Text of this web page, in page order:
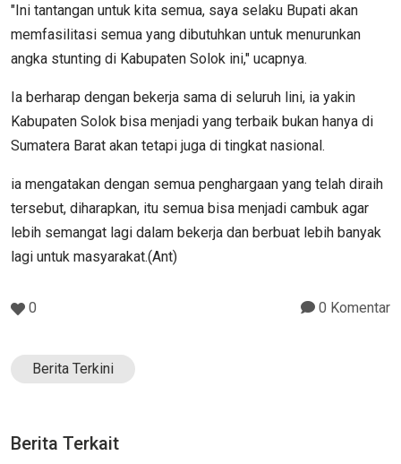
"Ini tantangan untuk kita semua, saya selaku Bupati akan
memfasilitasi semua yang dibutuhkan untuk menurunkan
angka stunting di Kabupaten Solok ini," ucapnya.
Ia berharap dengan bekerja sama di seluruh lini, ia yakin
Kabupaten Solok bisa menjadi yang terbaik bukan hanya di
Sumatera Barat akan tetapi juga di tingkat nasional.
ia mengatakan dengan semua penghargaan yang telah diraih
tersebut, diharapkan, itu semua bisa menjadi cambuk agar
lebih semangat lagi dalam bekerja dan berbuat lebih banyak
lagi untuk masyarakat.(Ant)
0 0 Komentar
Berita Terkini
Berita Terkait